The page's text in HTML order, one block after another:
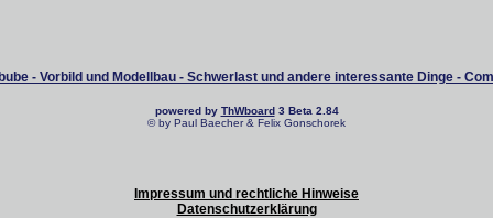
- Vorbild und Modellbau - Schwerlast und andere interessante Dinge -
powered by ThWboard3 Beta 2.84
© by Paul Baecher & Felix Gonschorek
Impressum und rechtliche Hinweise
Datenschutzerklärung